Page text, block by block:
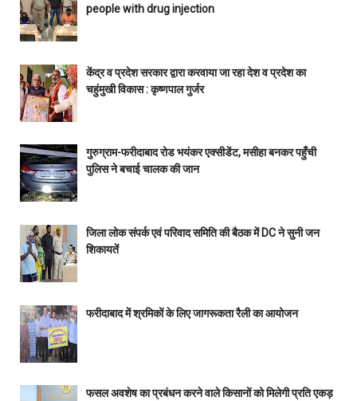
people with drug injection
केंद्र व प्रदेश सरकार द्वारा करवाया जा रहा देश व प्रदेश का
चहुंमुखी विकास : कृष्णपाल गुर्जर
गुरुग्राम-फरीदाबाद रोड भयंकर एक्सीडेंट, मसीहा बनकर पहुँची
पुलिस ने बचाई चालक की जान
जिला लोक संपर्क एवं परिवाद समिति की बैठक में DC ने सुनी जन
शिकायतें
फरीदाबाद में श्रमिकों के लिए जागरूकता रैली का आयोजन
फसल अवशेष का प्रबंधन करने वाले किसानों को मिलेगी प्रति एकड़